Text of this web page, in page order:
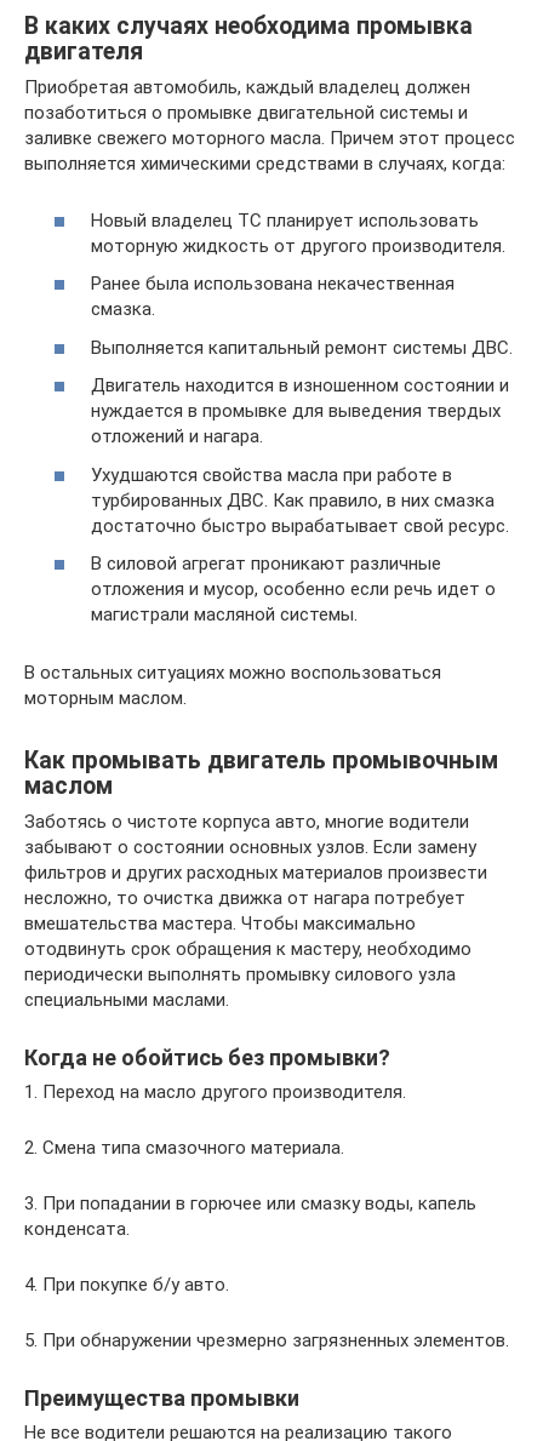
В каких случаях необходима промывка
двигателя
Приобретая автомобиль, каждый владелец должен
позаботиться о промывке двигательной системы и
заливке свежего моторного масла. Причем этот процесс
выполняется химическими средствами в случаях, когда:
Новый владелец ТС планирует использовать
моторную жидкость от другого производителя.
Ранее была использована некачественная
смазка.
Выполняется капитальный ремонт системы ДВС.
Двигатель находится в изношенном состоянии и
нуждается в промывке для выведения твердых
отложений и нагара.
Ухудшаются свойства масла при работе в
турбированных ДВС. Как правило, в них смазка
достаточно быстро вырабатывает свой ресурс.
В силовой агрегат проникают различные
отложения и мусор, особенно если речь идет о
магистрали масляной системы.
В остальных ситуациях можно воспользоваться
моторным маслом.
Как промывать двигатель промывочным
маслом
Заботясь о чистоте корпуса авто, многие водители
забывают о состоянии основных узлов. Если замену
фильтров и других расходных материалов произвести
несложно, то очистка движка от нагара потребует
вмешательства мастера. Чтобы максимально
отодвинуть срок обращения к мастеру, необходимо
периодически выполнять промывку силового узла
специальными маслами.
Когда не обойтись без промывки?
1. Переход на масло другого производителя.
2. Смена типа смазочного материала.
3. При попадании в горючее или смазку воды, капель
конденсата.
4. При покупке б/у авто.
5. При обнаружении чрезмерно загрязненных элементов.
Преимущества промывки
Не все водители решаются на реализацию такого